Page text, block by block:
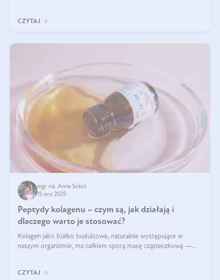
wysokiej jakości suplem
CZYTAJ
mgr inż. Anna Sobol
15 wrz 2025
Peptydy kolagenu – czym są, jak działają i
dlaczego warto je stosować?
Kolagen jako białko budulcowe, naturalnie występujące w
naszym organizmie, ma całkiem sporą masę cząsteczkową —
bardziej biodostępny
CZYTAJ